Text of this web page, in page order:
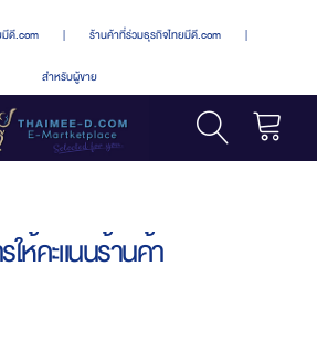
มีดี.com | ร้านค้าที่ร่วมธุรกิจไทยมีดี.com |
สำหรับผู้ขาย
ให้คะแนนร้านค้า